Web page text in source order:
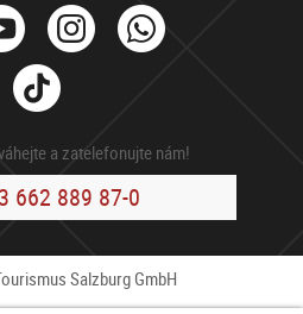
YoutubeInstagram
Tik
Tok
a zatelefonujte nám!
662 889 87-0
Salzburg GmbH